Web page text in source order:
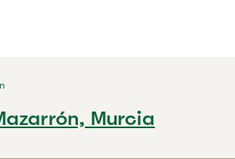
Murcia